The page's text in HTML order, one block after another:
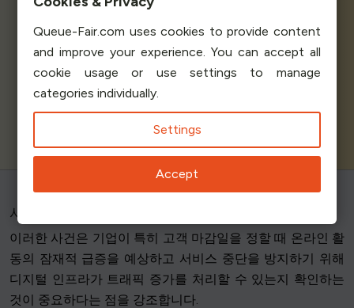
서지 보호의 중요성
이러한 사건은 기업이 특히 고객 마감일을 정할 때 온라인 활
동의 잠재적 급증을 예상하고 서비스 중단을 방지하기 위해
디지털 인프라가 트래픽 증가를 처리할 수 있는지 확인하는
것이 중요하다는 점을 강조합니다.
Queue-Fair.com uses cookies to provide content
and improve your experience. You can accept all
cookie usage or use settings to manage
categories individually.
Settings
Accept